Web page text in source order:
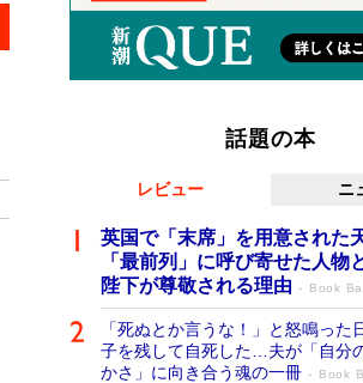
話題の本
レビュー ニ
英国で「末席」を用意された
「最前列」に呼び寄せた人
陛下が尊敬される理由
Book
「死ぬとか言うな！」と怒鳴った
子を残して自死した…夫が「自分
かさ」に向き合う魂の一冊
Book